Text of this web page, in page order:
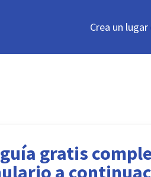
Crea un
gratis
a